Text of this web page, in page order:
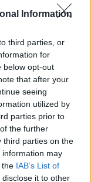
Information
third parties, or
for
below opt-out
that after your
seeing
utilized by
parties prior to
the further
third parties on the
information may
the IAB’s List of
it to other
път